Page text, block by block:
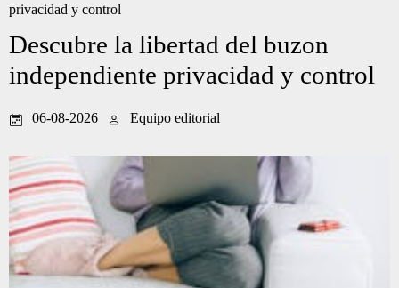
privacidad y control
Descubre la libertad del buzon
independiente privacidad y control
06-08-2026 Equipo editorial